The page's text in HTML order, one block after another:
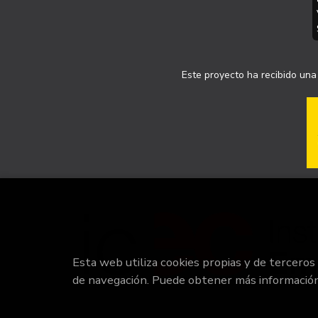
Este proyecto ha recibido
Esta web utiliza cookies propias y de
de navegación. Puede obtener más